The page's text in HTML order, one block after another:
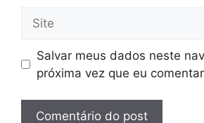
Salvar meus dados neste
próxima vez que eu